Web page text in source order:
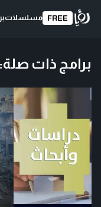
FREE مسلسلات
برامج ذات صلة: